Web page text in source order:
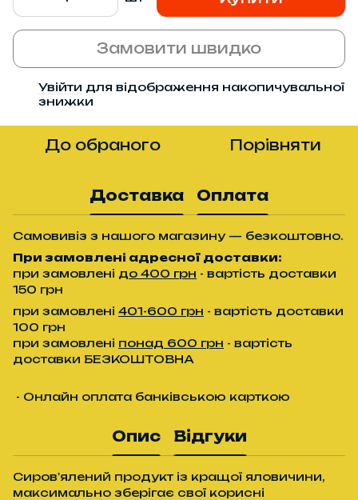
Замовити швидко
Увійти для відображення накопичувальної
знижки
До обраного Порівняти
Доставка Оплата
Самовивіз з нашого магазину — безкоштовно.
При замовлені адресної доставки:
при замовлені до 400 грн - вартість доставки
150 грн
при замовлені 401-600 грн - вартість доставки
100 грн
при замовлені понад 600 грн - вартість
доставки БЕЗКОШТОВНА
- Онлайн оплата банківською карткою
Опис Відгуки
Сиров'ялений продукт із кращої яловичини,
максимально зберігає свої корисні